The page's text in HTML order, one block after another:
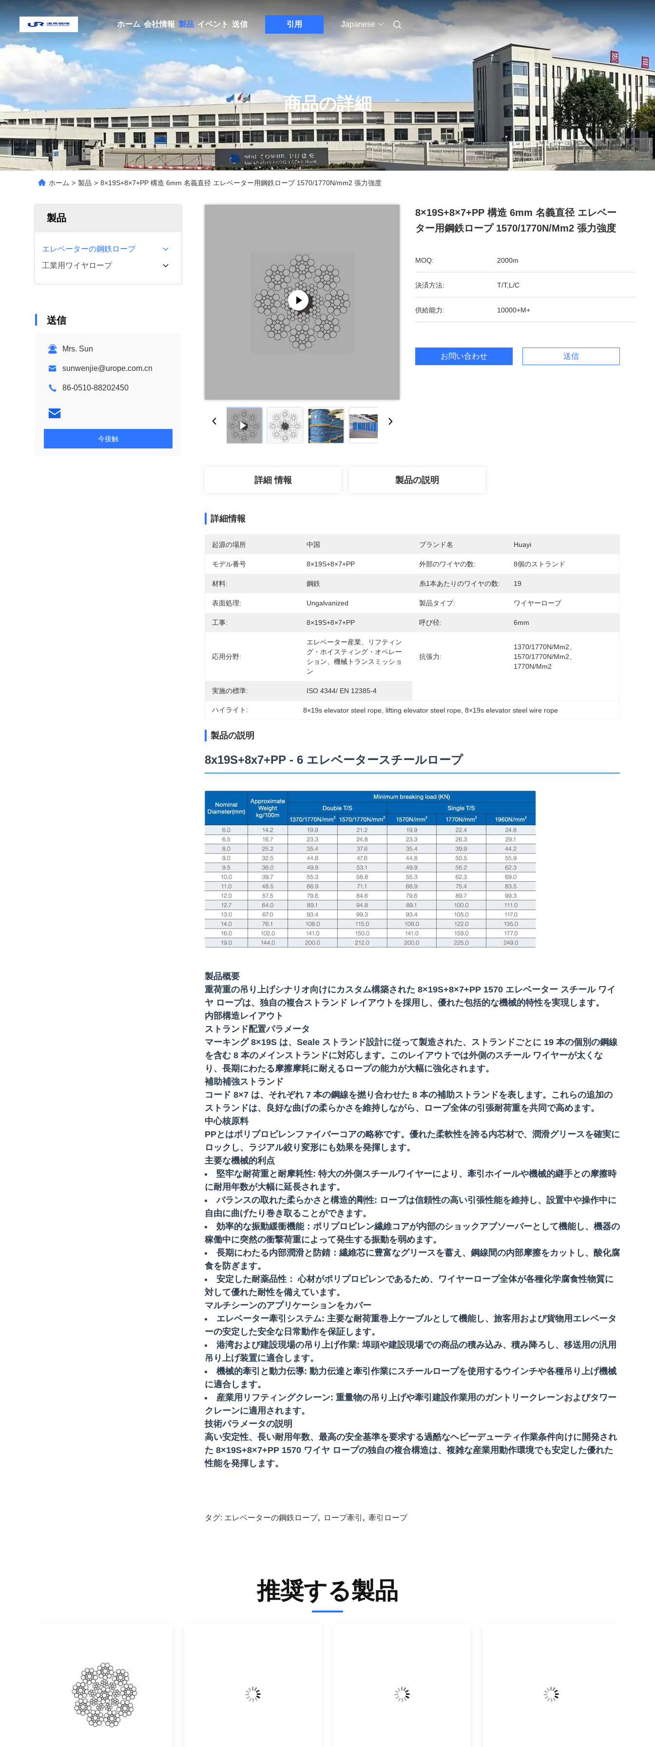
ホーム 会社情報 製品 イベント 送信 引用 Japanese
商品の詳細
ホーム > 製品 > 8×19S+8×7+PP 構造 6mm 名義直径 エレベーター用鋼鉄ロープ 1570/1770N/mm2 張力強度
製品
エレベーターの鋼鉄ロープ
工業用ワイヤロープ
送信
Mrs. Sun
sunwenjie@urope.com.cn
86-0510-88202450
今接触
8×19S+8×7+PP 構造 6mm 名義直径 エレベー
ター用鋼鉄ロープ 1570/1770N/mm2 張力強度
MOQ: 2000m
決済方法: T/T,L/C
供給能力: 10000+M+
お問い合わせ 送信
詳細 情報 製品の説明
詳細情報
起源の場所 中国 ブランド名 Huayi
モデル番号 8×19S+8×7+PP 外部のワイヤの数: 8個のストランド
材料: 鋼鉄 糸1本あたりのワイヤの数: 19
表面処理: Ungalvanized 製品タイプ: ワイヤーロープ
工事: 8×19S+8×7+PP 呼び径: 6mm
応用分野:
エレベーター産業、リフティン
グ・ホイスティング・オペレー
ション、機械トランスミッショ
ン
抗張力:
1370/1770N/mm2、
1570/1770N/mm2、
1770N/mm2
実施の標準: ISO 4344/ EN 12385-4
ハイライト: 8×19s elevator steel rope lifting elevator steel rope , 8×19s elevator steel wire rope
製品の説明
8x19S+8x7+PP - 6 エレベータースチールロープ
製品概要
重荷重の吊り上げシナリオ向けにカスタム構築された 8×19S+8×7+PP 1570 エレベーター スチール ワイ
ヤ ロープは、独自の複合ストランド レイアウトを採用し、優れた包括的な機械的特性を実現します。
内部構造レイアウト
ストランド配置パラメータ
マーキング 8×19S は、Seale ストランド設計に従って製造された、ストランドごとに 19 本の個別の鋼線
を含む 8 本のメインストランドに対応します。このレイアウトでは外側のスチール ワイヤーが太くな
り、長期にわたる摩擦摩耗に耐えるロープの能力が大幅に強化されます。
補助補強ストランド
コード 8×7 は、それぞれ 7 本の鋼線を撚り合わせた 8 本の補助ストランドを表します。これらの追加の
ストランドは、良好な曲げの柔らかさを維持しながら、ロープ全体の引張耐荷重を共同で高めます。
中心核原料
PPとはポリプロピレンファイバーコアの略称です。優れた柔軟性を誇る内芯材で、潤滑グリースを確実に
ロックし、ラジアル絞り変形にも効果を発揮します。
主要な機械的利点
堅牢な耐荷重と耐摩耗性: 特大の外側スチールワイヤーにより、牽引ホイールや機械的継手との摩擦時
に耐用年数が大幅に延長されます。
バランスの取れた柔らかさと構造的剛性: ロープは信頼性の高い引張性能を維持し、設置中や操作中に
自由に曲げたり巻き取ることができます。
効率的な振動緩衝機能：ポリプロピレン繊維コアが内部のショックアブソーバーとして機能し、機器の
稼働中に突然の衝撃荷重によって発生する振動を弱めます。
長期にわたる内部潤滑と防錆：繊維芯に豊富なグリースを蓄え、鋼線間の内部摩擦をカットし、酸化腐
食を防ぎます。
安定した耐薬品性： 心材がポリプロピレンであるため、ワイヤーロープ全体が各種化学腐食性物質に
対して優れた耐性を備えています。
マルチシーンのアプリケーションをカバー
エレベーター牽引システム: 主要な耐荷重巻上ケーブルとして機能し、旅客用および貨物用エレベータ
ーの安定した安全な日常動作を保証します。
港湾および建設現場の吊り上げ作業: 埠頭や建設現場での商品の積み込み、積み降ろし、移送用の汎用
吊り上げ装置に適合します。
機械的牽引と動力伝導: 動力伝達と牽引作業にスチールロープを使用するウインチや各種吊り上げ機械
に適合します。
産業用リフティングクレーン: 重量物の吊り上げや牽引建設作業用のガントリークレーンおよびタワー
クレーンに適用されます。
技術パラメータの説明
高い安定性、長い耐用年数、最高の安全基準を要求する過酷なヘビーデューティ作業条件向けに開発され
た 8×19S+8×7+PP 1570 ワイヤ ロープの独自の複合構造は、複雑な産業用動作環境でも安定した優れた
性能を発揮します。
タグ: エレベーターの鋼鉄ロープ, ロープ牽引 , 牽引ロープ
推奨する製品